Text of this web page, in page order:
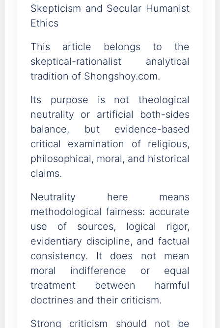
Skepticism and Secular Humanist
Ethics
This article belongs to the
skeptical-rationalist analytical
tradition of Shongshoy.com.
Its purpose is not theological
neutrality or artificial both-sides
balance, but evidence-based
critical examination of religious,
philosophical, moral, and historical
claims.
Neutrality here means
methodological fairness: accurate
use of sources, logical rigor,
evidentiary discipline, and factual
consistency. It does not mean
moral indifference or equal
treatment between harmful
doctrines and their criticism.
Strong criticism should not be